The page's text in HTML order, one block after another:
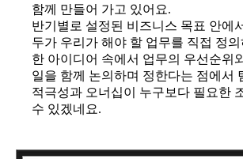
함께 만들어 가고 있어요.
반기별로 설정된 비즈니스 목표 안에
두가 우리가 해야 할 업무를 직접 정
한 아이디어 속에서 업무의 우선순위
일을 함께 논의하며 정한다는 점에서
적극성과 오너십이 누구보다 필요한
수 있겠네요.